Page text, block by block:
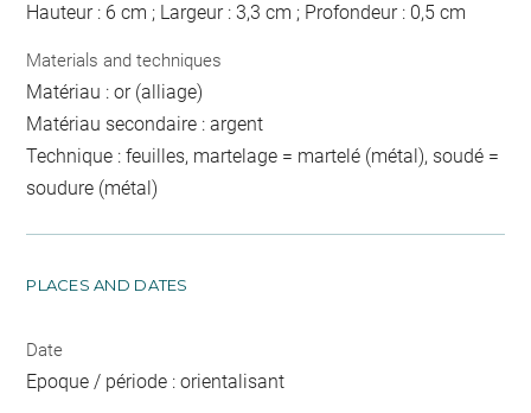
Hauteur : 6 cm ; Largeur : 3,3 cm ; Profondeur : 0,5 cm
Materials and techniques
Matériau : or (alliage)
Matériau secondaire : argent
Technique : feuilles, martelage = martelé (métal), soudé =
soudure (métal)
PLACES AND DATES
Date
Epoque / période : orientalisant